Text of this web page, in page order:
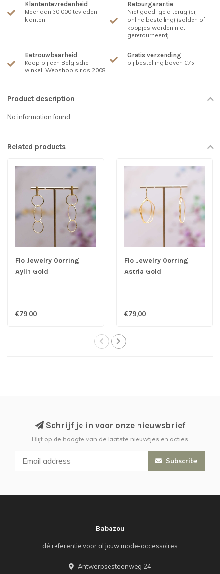
Klantentevredenheid
Meer dan 30.000 tevreden
klanten
Retourgarantie
Niet goed, geld terug (bij
online bestelling) (solden of
koopjes worden niet
geretourneerd)
Betrouwbaarheid
Koop bij een Belgische
winkel. Webshop sinds 2008
Gratis verzending
bij bestelling boven €75
Product description
No information found
Related products
Flo Jewelry Oorring
Aylin Gold
€79,00
Flo Jewelry Oorring
Astria Gold
€79,00
Schrijf je in voor onze nieuwsbrief
Blijf op de hoogte van de laatste nieuwtjes en acties
Subscribe
Babazou
dé referentie voor al jouw mode-accessoires
Antwerpsesteenweg 24